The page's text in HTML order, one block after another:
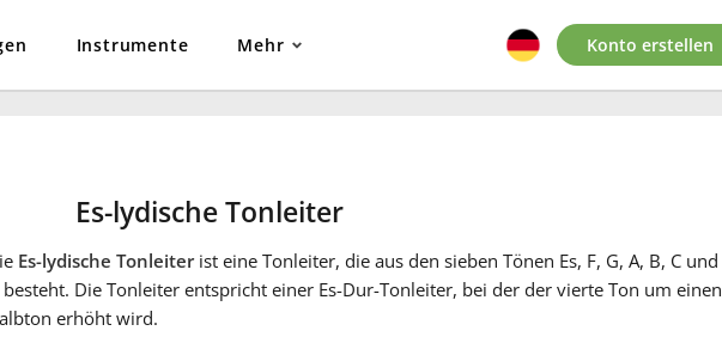
Instrumente Mehr Konto erstellen
Es-lydische Tonleiter
Es-lydische Tonleiterist eine Tonleiter, die aus den sieben Tönen Es, F, G, A, B, C und
besteht. Die Tonleiter entspricht einer Es-Dur-Tonleiter, bei der der vierte Ton um einen
erhöht wird.